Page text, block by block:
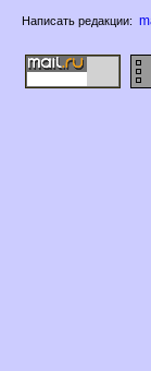
Написать редакции: